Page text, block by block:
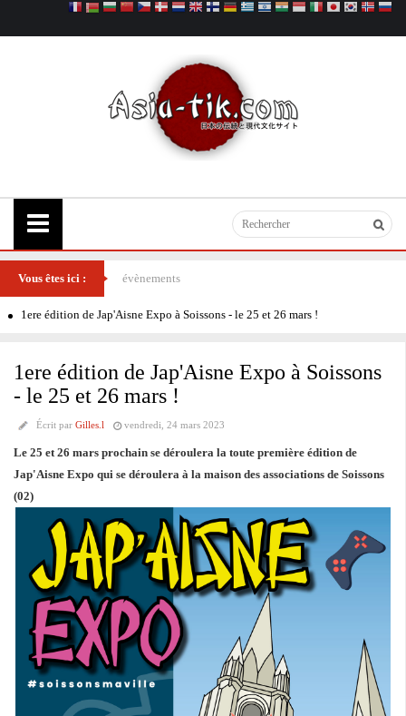
Vous êtes ici : évènements
1ere édition de Jap'Aisne Expo à Soissons - le 25 et 26 mars !
1ere édition de Jap'Aisne Expo à Soissons
- le 25 et 26 mars !
Écrit par Gilles.l vendredi, 24 mars 2023
Le 25 et 26 mars prochain se déroulera la toute première édition de
Jap'Aisne Expo qui se déroulera à la maison des associations de Soissons
(02)